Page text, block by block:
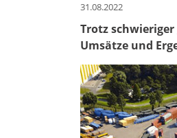
31.08.2022
Trotz
Umsätze und